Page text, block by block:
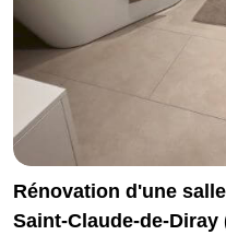
Rénovation d'une
Saint-Claude-de-Diray